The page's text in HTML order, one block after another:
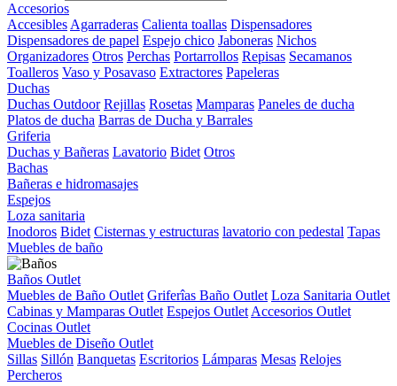
Accesorios
Accesibles Agarraderas Calienta toallas Dispensadores
Dispensadores de papel Espejo chico Jaboneras Nichos
Organizadores Otros Perchas Portarrollos Repisas Secamanos
Toalleros Vaso y Posavaso Extractores Papeleras
Duchas
Duchas Outdoor Rejillas Rosetas Mamparas Paneles de ducha
Platos de ducha Barras de Ducha y Barrales
Griferia
Duchas y Bañeras Lavatorio Bidet Otros
Bachas
Bañeras e hidromasajes
Espejos
Loza sanitaria
Inodoros Bidet Cisternas y estructuras lavatorio con pedestal Tapas
Muebles de baño
Baños Outlet
Muebles de Baño Outlet Griferîas Baño Outlet Loza Sanitaria Outlet
Cabinas y Mamparas Outlet Espejos Outlet Accesorios Outlet
Cocinas Outlet
Muebles de Diseño Outlet
Sillas Sillón Banquetas Escritorios Lámparas Mesas Relojes
Percheros